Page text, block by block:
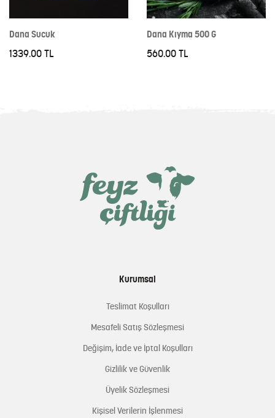
Sucuk
TL
Dana Kıyma 500 G
560.00 TL
Kurumsal
Teslimat Koşulları
Mesafeli Satış Sözleşmesi
Değişim, İade ve İptal Koşulları
Gizlilik ve Güvenlik
Üyelik Sözleşmesi
Kişisel Verilerin İşlenmesi